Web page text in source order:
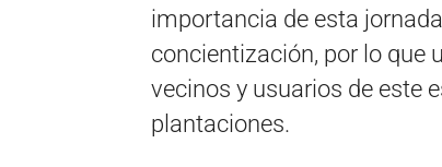
importancia de esta
concientización, por lo que
vecinos y usuarios de este
plantaciones.